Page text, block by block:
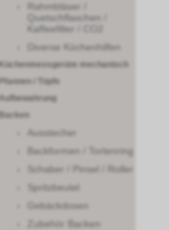
Rahmbläser /
Quetschflaschen /
Kaffeefilter / CO2
Diverse Küchenhilfen
Küchenmessgeräte mechanisch
Pfannen / Töpfe
Aufbewahrung
Backen
Ausstecher
Backformen / Tortenring
Schaber / Pinsel / Roller
Spritzbeutel
Gebäckdosen
Zubehör Backen